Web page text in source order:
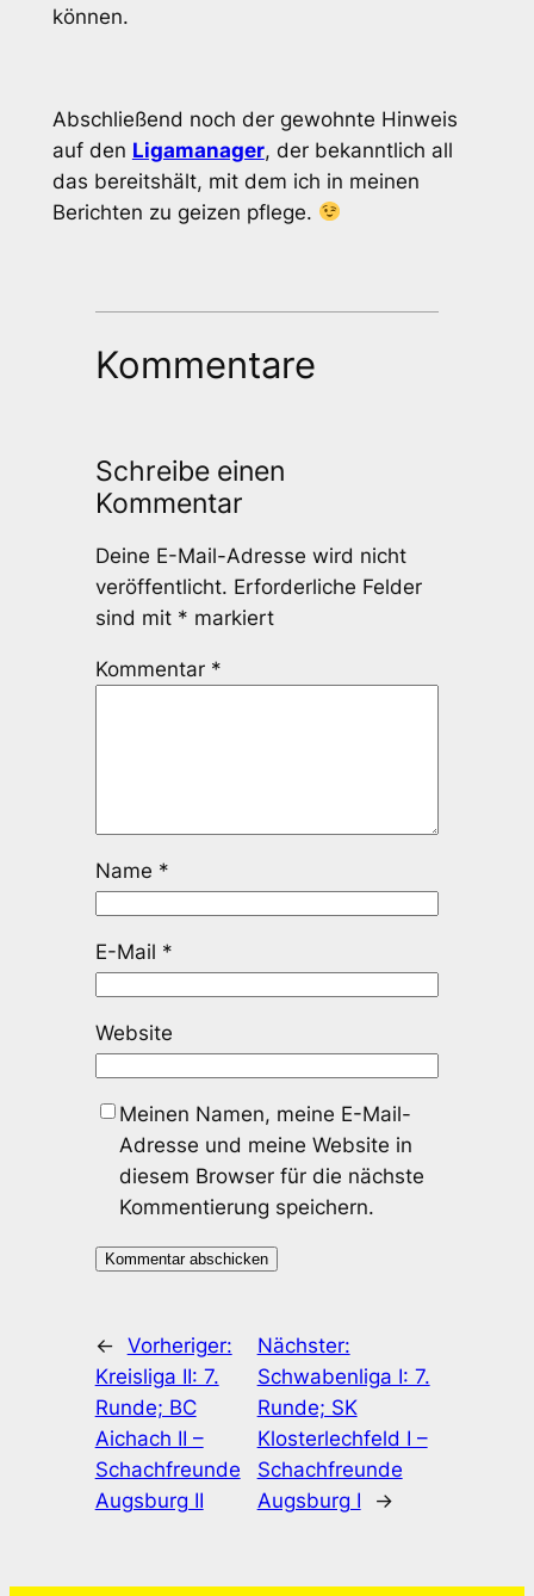
können.
Abschließend noch der gewohnte Hinweis
auf den Ligamanager, der bekanntlich all
das bereitshält, mit dem ich in meinen
Berichten zu geizen pflege.
Kommentare
Schreibe einen
Kommentar
Deine E-Mail-Adresse wird nicht
veröffentlicht. Erforderliche Felder
sind mit * markiert
Kommentar *
Name *
E-Mail *
Website
Meinen Namen, meine E-Mail-
Adresse und meine Website in
diesem Browser für die nächste
Kommentierung speichern.
← Vorheriger:
Kreisliga II: 7.
Runde; BC
Aichach II –
Schachfreunde
Augsburg II
Nächster:
Schwabenliga I: 7.
Runde; SK
Klosterlechfeld I –
Schachfreunde
Augsburg I
→